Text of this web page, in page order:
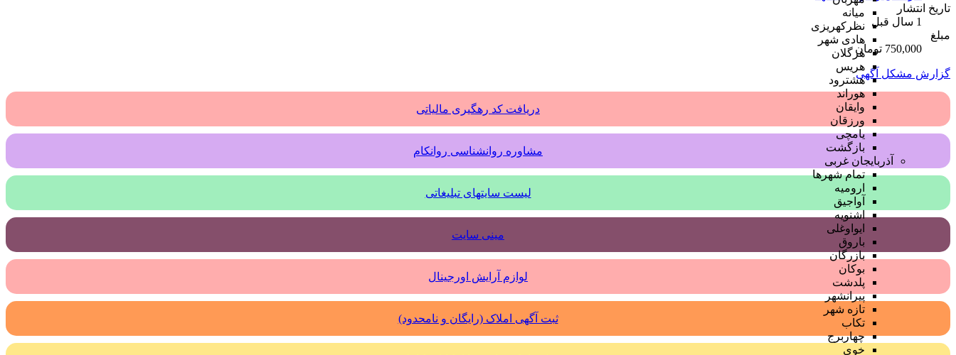
میانه
نظرکهریزی
هادی شهر
هرگلان
هریس
هشترود
هوراند
وایقان
ورزقان
یامچی
بازگشت
آذربایجان غربی
تمام شهر‌ها
ارومیه
آواجیق
اشنویه
ایواوغلی
باروق
بازرگان
بوکان
پلدشت
پیرانشهر
تازه شهر
تکاب
چهاربرج
خوی
تاریخ انتشار
1 سال قبل
مبلغ
750,000 تومان
گزارش مشکل آگهی
دریافت کد رهگیری مالیاتی
مشاوره روانشناسی روانکام
لیست سایتهای تبلیغاتی
مینی سایت
لوازم آرایش اورجینال
ثبت آگهی املاک (رایگان و نامحدود)